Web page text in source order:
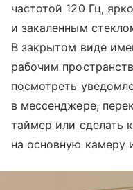
частотой 120 Гц,
и закаленным
В закрытом виде
рабочим
посмотреть
в мессенджере,
таймер или сделать
на основную камеру